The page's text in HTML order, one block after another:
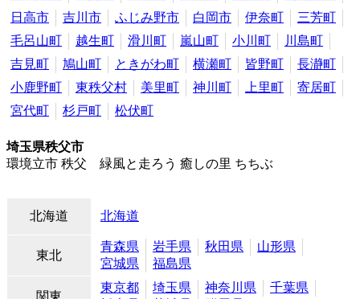
日高市
吉川市 ふじみ野市 白岡市 伊奈町
三芳町
毛呂山町
越生町 滑川町 嵐山町 小川町
川島町
吉見町
鳩山町 ときがわ町 横瀬町 皆野町
長瀞町
小鹿野町
東秩父村 美里町 神川町 上里町
寄居町
宮代町
杉戸町 松伏町
埼玉県秩父市
環境立市 秩父 緑風と走ろう 癒しの里 ちちぶ
北海道 北海道
東北
青森県 岩手県 秋田県
山形県
宮城県
福島県
関東
東京都 埼玉県 神奈川県
千葉県